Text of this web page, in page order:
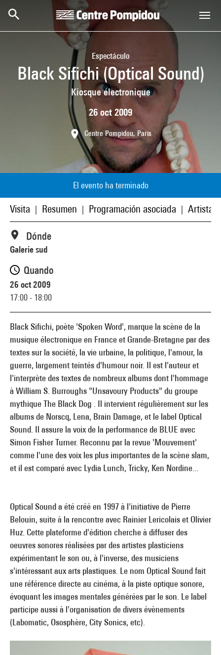
Centre Pompidou
Espectáculo
Black Sifichi (Optical Sound)
Kiosque électronique
26 oct 2009
Centre Pompidou, Paris
El evento ha terminado
Visita Resumen Programación asociada
Black Sifichi, poète 'Spoken Word', marque la scène de la
musique électronique en France et Grande-Bretagne par des
textes sur la société, la vie urbaine, la politique, l'amour, la
guerre, largement teintés d'humour noir. Il est l'auteur et
l'interprète des textes de nombreux albums dont l'hommage
à William S. Burroughs "Unsavoury Products" du groupe
mythique The Black Dog . Il intervient régulièrement sur les
albums de Norscq, Lena, Brain Damage, et le label Optical
Sound. Il assure la voix de la performance de BLUE avec
Simon Fisher Turner. Reconnu par la revue 'Mouvement'
comme l'une des voix les plus importantes de la scène slam,
et il est comparé avec Lydia Lunch, Tricky, Ken Nordine...
Optical Sound a été créé en 1997 à l'initiative de Pierre
Belouin, suite à la rencontre avec Rainier Lericolais et Olivier
Huz. Cette plateforme d'édition cherche à diffuser des
oeuvres sonores réalisées par des artistes plasticiens
expérimentant le son ou, à l'inverse, des musiciens
s'intéressant aux arts plastiques. Le nom Optical Sound fait
une référence directe au cinéma, à la piste optique sonore,
évoquant les images mentales générées par le son. Le label
participe aussi à l'organisation de divers évènements
(Labomatic, Ososphère, City Sonics, etc).
Dónde
Galerie sud
Quando
26 oct 2009
17:00 - 18:00